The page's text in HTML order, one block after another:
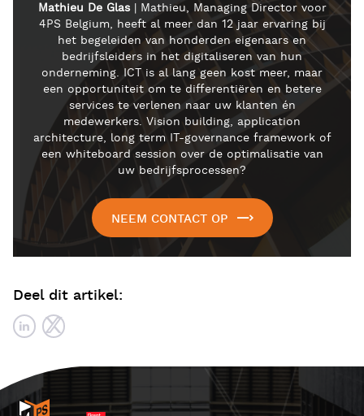
Mathieu De Glas| Mathieu, Managing Director voor
4PS Belgium, heeft al meer dan 12 jaar ervaring bij
het begeleiden van honderden eigenaars en
bedrijfsleiders in het digitaliseren van hun
onderneming. ICT is al lang geen kost meer, maar
een opportuniteit om te differentiëren en betere
services te verlenen naar uw klanten én
medewerkers. Vision building, application
architecture, long term IT-governance framework of
een whiteboard session over de optimalisatie van
uw bedrijfsprocessen?
NEEM CONTACT OP
Deel dit artikel: